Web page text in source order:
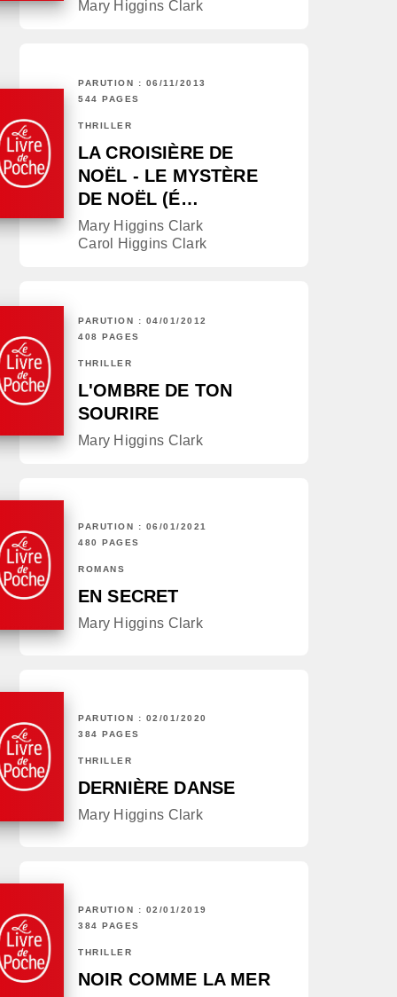
Mary Higgins Clark
PARUTION : 06/11/2013
544 PAGES
THRILLER
LA CROISIÈRE DE
NOËL - LE MYSTÈRE
DE NOËL (É…
Mary Higgins Clark
Carol Higgins Clark
PARUTION : 04/01/2012
408 PAGES
THRILLER
L'OMBRE DE TON
SOURIRE
Mary Higgins Clark
PARUTION : 06/01/2021
480 PAGES
ROMANS
EN SECRET
Mary Higgins Clark
PARUTION : 02/01/2020
384 PAGES
THRILLER
DERNIÈRE DANSE
Mary Higgins Clark
PARUTION : 02/01/2019
384 PAGES
THRILLER
NOIR COMME LA MER